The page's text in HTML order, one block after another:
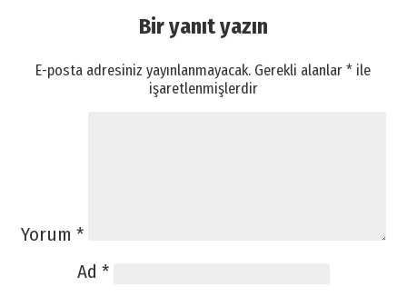
Bir yanıt yazın
E-posta adresiniz yayınlanmayacak. Gerekli alanlar* ile
işaretlenmişlerdir
Yorum *
Ad *